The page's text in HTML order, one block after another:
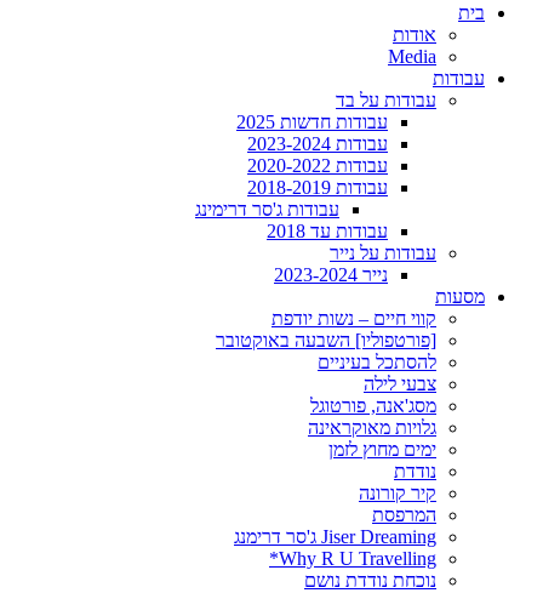
בית
אודות
Media
עבודות
עבודות על בד
עבודות חדשות 2025
עבודות 2023-2024
עבודות 2020-2022
עבודות 2018-2019
עבודות ג'סר דרימינג
עבודות עד 2018
עבודות על נייר
נייר 2023-2024
מסעות
קווי חיים – נשות יודפת
[פורטפוליו] השבעה באוקטובר
להסתכל בעיניים
צבעי לילה
מסג'אנה, פורטוגל
גלויות מאוקראינה
ימים מחוץ לזמן
נודדת
קיר קורונה
המרפסת
Jiser Dreaming ג'סר דרימנג
Why R U Travelling*
נוכחת נודדת נושם